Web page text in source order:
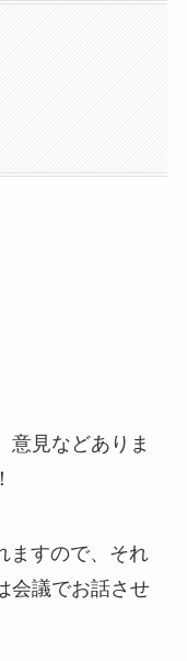
意見などありま
ますので、それ
会議でお話させ